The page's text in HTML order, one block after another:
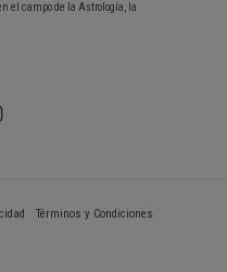
el campo de la Astrología, la
Términos y Condiciones